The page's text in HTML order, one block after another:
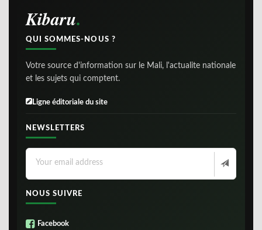
Kibaru
QUI SOMMES-NOUS ?
Votre source d'information sur le Mali, l'actualite nationale
et les sujets qui comptent.
Ligne éditoriale du site
NEWSLETTERS
NOUS SUIVRE
Facebook